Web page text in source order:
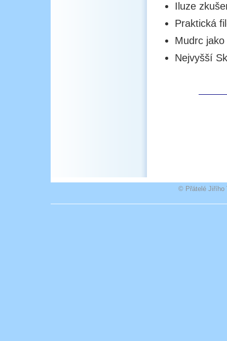
Iluze
Praktická
Mudrc jako
Nejvyšší
© Přátelé